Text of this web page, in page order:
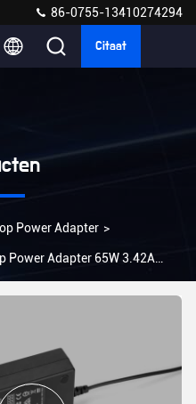
86-0755-13410274294
Citaat
Power Adapter >
Power Adapter 65W 3.42A